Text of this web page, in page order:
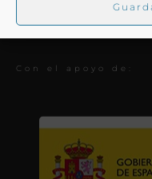
Con el apoyo de: